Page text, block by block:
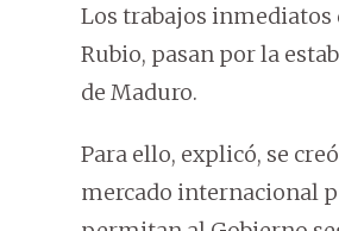
Los trabajos inmediatos
Rubio, pasan por la
de Maduro.
Para ello, explicó, se
mercado internacional